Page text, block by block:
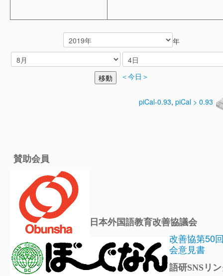
年
＜今日＞
piCal-0.93, piCal > 0.93
賛助会員
日本外国語教育改善協議会
改善協第50
会意見書
語研SNSリ